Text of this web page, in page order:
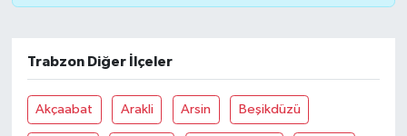
Trabzon Diğer İlçeler
Akçaabat Arakli Arsin Beşikdüzü